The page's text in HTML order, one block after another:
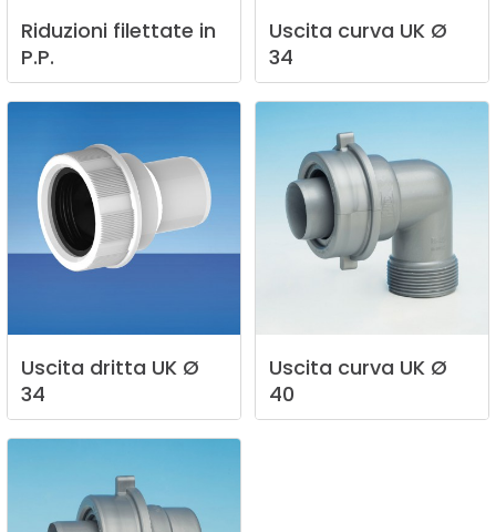
Riduzioni filettate in
P.P.
Uscita curva UK Ø
34
Uscita dritta UK Ø
34
Uscita curva UK Ø
40